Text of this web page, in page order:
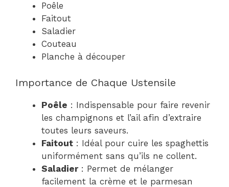
Poêle
Faitout
Saladier
Couteau
Planche à découper
Importance de Chaque Ustensile
Poêle : Indispensable pour faire revenir
les champignons et l’ail afin d’extraire
toutes leurs saveurs.
Faitout : Idéal pour cuire les spaghettis
uniformément sans qu’ils ne collent.
Saladier: Permet de mélanger
facilement la crème et le parmesan